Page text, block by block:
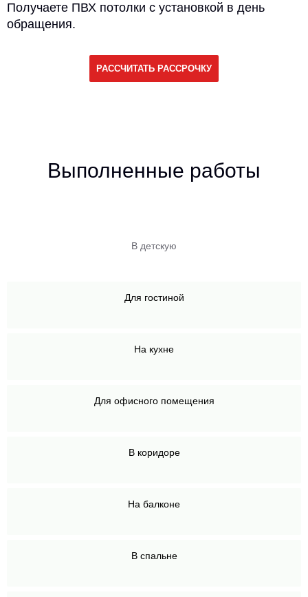
Получаете ПВХ потолки с установкой в день
обращения.
РАССЧИТАТЬ РАССРОЧКУ
Выполненные работы
В детскую
Для гостиной
На кухне
Для офисного помещения
В коридоре
На балконе
В спальне